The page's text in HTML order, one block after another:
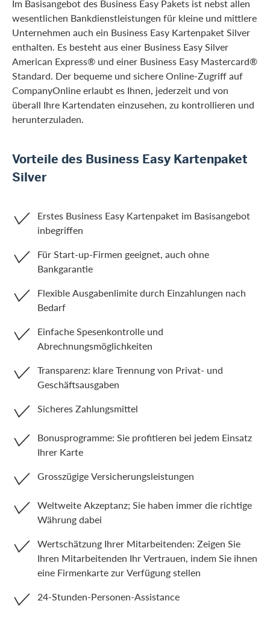
Im Basisangebot des Business Easy Pakets ist nebst allen
wesentlichen Bankdienstleistungen für kleine und mittlere
Unternehmen auch ein Business Easy Kartenpaket Silver
enthalten. Es besteht aus einer Business Easy Silver
American Express® und einer Business Easy Mastercard®
Standard. Der bequeme und sichere Online-Zugriff auf
CompanyOnline erlaubt es Ihnen, jederzeit und von
überall Ihre Kartendaten einzusehen, zu kontrollieren und
herunterzuladen.
Vorteile des Business Easy Kartenpaket
Silver
Erstes Business Easy Kartenpaket im Basisangebot
inbegriffen
Für Start-up-Firmen geeignet, auch ohne
Bankgarantie
Flexible Ausgabenlimite durch Einzahlungen nach
Bedarf
Einfache Spesenkontrolle und
Abrechnungsmöglichkeiten
Transparenz: klare Trennung von Privat- und
Geschäftsausgaben
Sicheres Zahlungsmittel
Bonusprogramme: Sie profitieren bei jedem Einsatz
Ihrer Karte
Grosszügige Versicherungsleistungen
Weltweite Akzeptanz; Sie haben immer die richtige
Währung dabei
Wertschätzung Ihrer Mitarbeitenden: Zeigen Sie
Ihren Mitarbeitenden Ihr Vertrauen, indem Sie ihnen
eine Firmenkarte zur Verfügung stellen
24-Stunden-Personen-Assistance